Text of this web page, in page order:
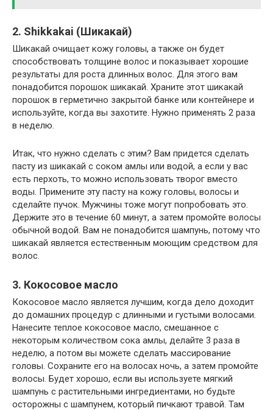
2. Shikkakai (Шикакай)
Шикакай очищает кожу головы, а также он будет
способствовать толщине волос и показывает хорошие
результаты для роста длинных волос. Для этого вам
понадобится порошок шикакай. Храните этот шикакай
порошок в герметично закрытой банке или контейнере и
используйте, когда вы захотите. Нужно применять 2 раза
в неделю.
Итак, что нужно сделать с этим? Вам придется сделать
пасту из шикакай с соком амлы или водой, а если у вас
есть перхоть, то можно использовать творог вместо
воды. Примените эту пасту на кожу головы, волосы и
сделайте пучок. Мужчины тоже могут попробовать это.
Держите это в течение 60 минут, а затем промойте волосы
обычной водой. Вам не понадобится шампунь, потому что
шикакай является естественным моющим средством для
волос.
3. Кокосовое масло
Кокосовое масло является лучшим, когда дело доходит
до домашних процедур с длинными и густыми волосами.
Нанесите теплое кокосовое масло, смешанное с
некоторым количеством сока амлы, делайте 3 раза в
неделю, а потом вы можете сделать массирование
головы. Сохраните его на волосах ночь, а затем промойте
волосы. Будет хорошо, если вы используете мягкий
шампунь с растительными ингредиентами, но будьте
осторожны с шампунем, который пичкают травой. Там